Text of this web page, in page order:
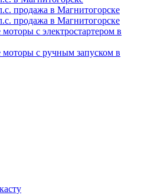
продажа в Магнитогорске
продажа в Магнитогорске
с электростартером в
с ручным запуском в